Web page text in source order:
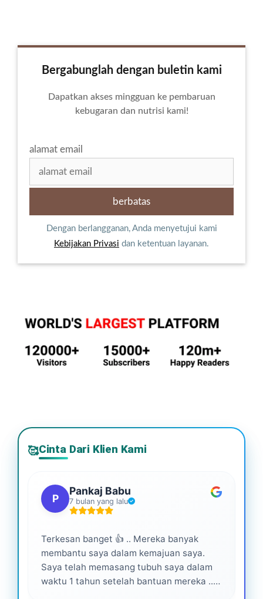
Bergabunglah dengan buletin kami
Dapatkan akses mingguan ke pembaruan
kebugaran dan nutrisi kami!
alamat email
Dengan berlangganan, Anda menyetujui kami
Kebijakan Privasi dan ketentuan layanan.
🥰Cinta Dari Klien Kami
P
Pankaj Babu
7 bulan yang lalu
Terkesan banget 👍 .. Mereka banyak
membantu saya dalam kemajuan saya.
Saya telah memasang tubuh saya dalam
waktu 1 tahun setelah bantuan mereka ...